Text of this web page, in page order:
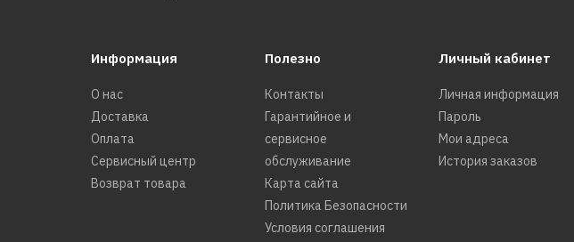
Информация
О нас
Доставка
Оплата
Сервисный центр
Возврат товара
Полезно
Контакты
Гарантийное и
сервисное
обслуживание
Карта сайта
Политика Безопасности
Условия соглашения
Личный кабинет
Личная информация
Пароль
Мои адреса
История заказов